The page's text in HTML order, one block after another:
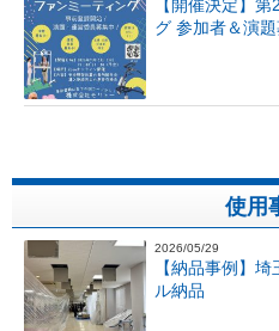
【開催決定】
グ 参加者＆演題
使用
2026/05/29
【納品事例】
ル納品